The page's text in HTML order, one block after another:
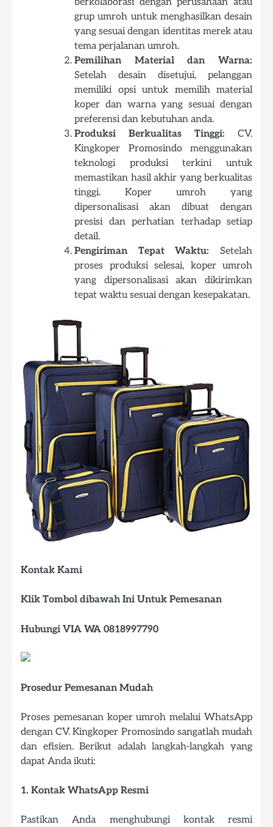
grup umroh untuk menghasilkan desain
yang sesuai dengan identitas merek atau
tema perjalanan umroh.
Pemilihan Material dan Warna:
Setelah desain disetujui, pelanggan
memiliki opsi untuk memilih material
koper dan warna yang sesuai dengan
preferensi dan kebutuhan anda.
Produksi Berkualitas Tinggi: CV.
Kingkoper Promosindo menggunakan
teknologi produksi terkini untuk
memastikan hasil akhir yang berkualitas
tinggi. Koper umroh yang
dipersonalisasi akan dibuat dengan
presisi dan perhatian terhadap setiap
detail.
Pengiriman Tepat Waktu: Setelah
proses produksi selesai, koper umroh
yang dipersonalisasi akan dikirimkan
tepat waktu sesuai dengan kesepakatan.
Kontak Kami
Klik Tombol dibawah Ini Untuk Pemesanan
Hubungi VIA WA 0818997790
Prosedur Pemesanan Mudah
Proses pemesanan koper umroh melalui WhatsApp
dengan CV. Kingkoper Promosindo sangatlah mudah
dan efisien. Berikut adalah langkah-langkah yang
dapat Anda ikuti:
1. Kontak WhatsApp Resmi
Pastikan Anda menghubungi kontak resmi